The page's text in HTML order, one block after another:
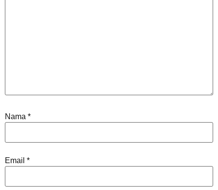
Nama *
Email *